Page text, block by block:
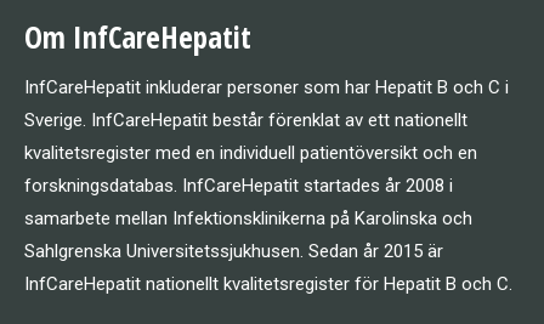
Om InfCareHepatit
InfCareHepatit inkluderar personer som har Hepatit B och C i
Sverige. InfCareHepatit består förenklat av ett nationellt
kvalitetsregister med en individuell patientöversikt och en
forskningsdatabas. InfCareHepatit startades år 2008 i
samarbete mellan Infektionsklinikerna på Karolinska och
Sahlgrenska Universitetssjukhusen. Sedan år 2015 är
InfCareHepatit nationellt kvalitetsregister för Hepatit B och C.